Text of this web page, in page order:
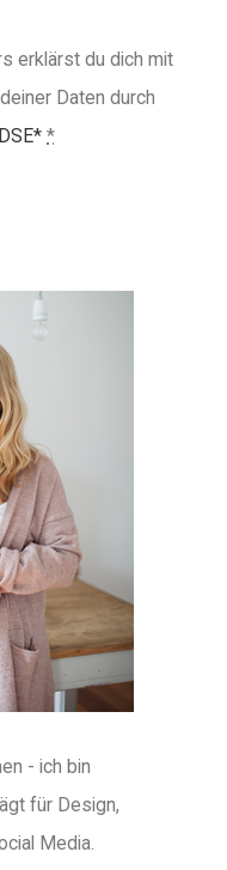
erklärst du dich mit
Daten durch
*
- ich bin
für Design,
Media.